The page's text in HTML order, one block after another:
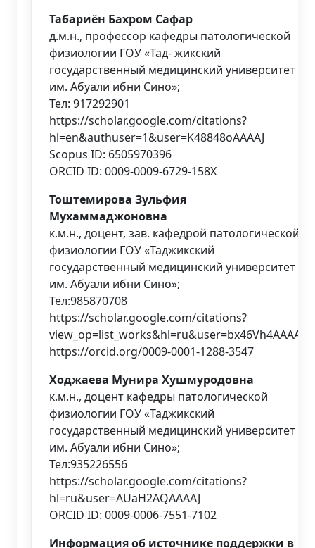
Табариён Бахром Сафар
д.м.н., профессор кафедры патологической
физиологии ГОУ «Тад- жикский
государственный медицинский университет
им. Абуали ибни Сино»;
Тел: 917292901
https://scholar.google.com/citations?
hl=en&authuser=1&user=K48848oAAAAJ
Scopus ID: 6505970396
ORCID ID: 0009-0009-6729-158X
Тоштемирова Зульфия
Мухаммаджоновна
к.м.н., доцент, зав. кафедрой патологической
физиологии ГОУ «Таджикский
государственный медицинский университет
им. Абуали ибни Сино»;
Тел:985870708
https://scholar.google.com/citations?
view_op=list_works&hl=ru&user=bx46Vh4AAAAJ
https://orcid.org/0009-0001-1288-3547
Ходжаева Мунира Хушмуродовна
к.м.н., доцент кафедры патологической
физиологии ГОУ «Таджикский
государственный медицинский университет
им. Абуали ибни Сино»;
Тел:935226556
https://scholar.google.com/citations?
hl=ru&user=AUaH2AQAAAAJ
ORCID ID: 0009-0006-7551-7102
Информация об источнике поддержки в